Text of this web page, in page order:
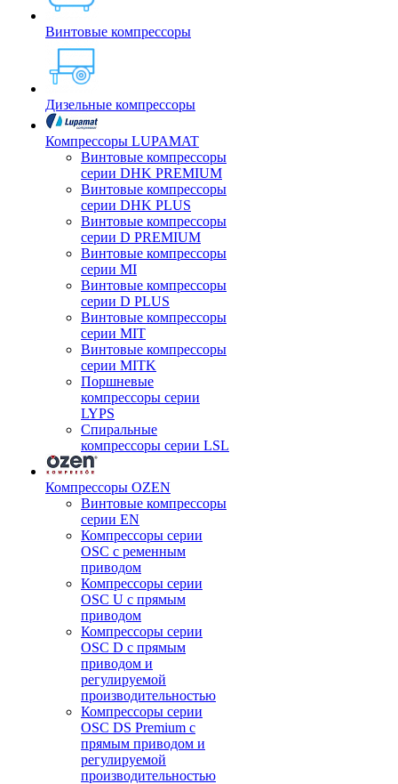
Винтовые компрессоры
Дизельные компрессоры
Компрессоры LUPAMAT
Винтовые компрессоры
серии DHK PREMIUM
Винтовые компрессоры
серии DHK PLUS
Винтовые компрессоры
серии D PREMIUM
Винтовые компрессоры
серии MI
Винтовые компрессоры
серии D PLUS
Винтовые компрессоры
серии MIT
Винтовые компрессоры
серии MITK
Поршневые
компрессоры серии
LYPS
Спиральные
компрессоры серии LSL
Компрессоры OZEN
Винтовые компрессоры
серии EN
Компрессоры серии
OSC с ременным
приводом
Компрессоры серии
OSC U с прямым
приводом
Компрессоры серии
OSC D с прямым
приводом и
регулируемой
производительностью
Компрессоры серии
OSC DS Premium с
прямым приводом и
регулируемой
производительностью